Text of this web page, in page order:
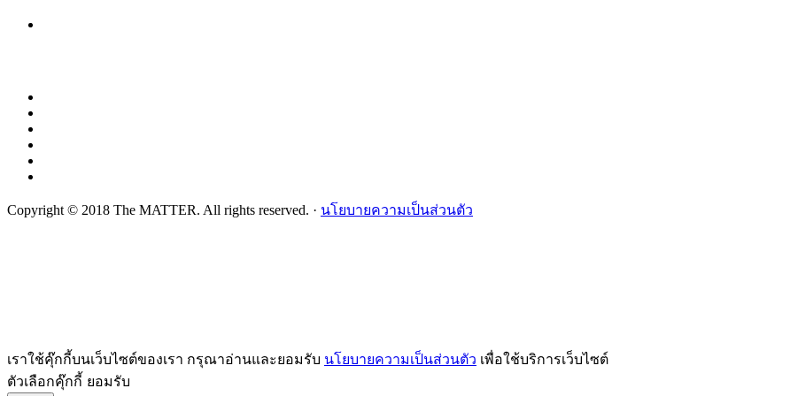
Copyright © 2018 The MATTER. All rights reserved. · นโยบายความเป็นส่วนตัว
เราใช้คุ๊กกี้บนเว็บไซต์ของเรา กรุณาอ่านและยอมรับ นโยบายความเป็นส่วนตัว เพื่อใช้บริการเว็บไซต์
ตัวเลือกคุ๊กกี้ ยอมรับ